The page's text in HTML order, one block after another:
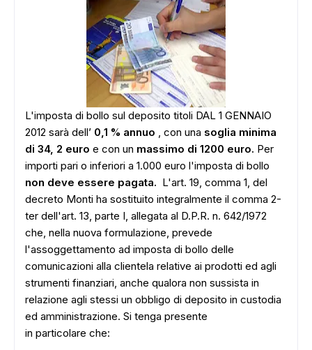
L'imposta di bollo sul deposito titoli DAL 1 GENNAIO
2012 sarà dell’ 0,1 % annuo , con una soglia minima
di 34, 2 euro e con un massimo di 1200 euro. Per
importi pari o inferiori a 1.000 euro l'imposta di bollo
non deve essere pagata. L'art. 19, comma 1, del
decreto Monti ha sostituito integralmente il comma 2-
ter dell'art. 13, parte I, allegata al D.P.R. n. 642/1972
che, nella nuova formulazione, prevede
l'assoggettamento ad imposta di bollo delle
comunicazioni alla clientela relative ai prodotti ed agli
strumenti finanziari, anche qualora non sussista in
relazione agli stessi un obbligo di deposito in custodia
ed amministrazione. Si tenga presente
in particolare che: